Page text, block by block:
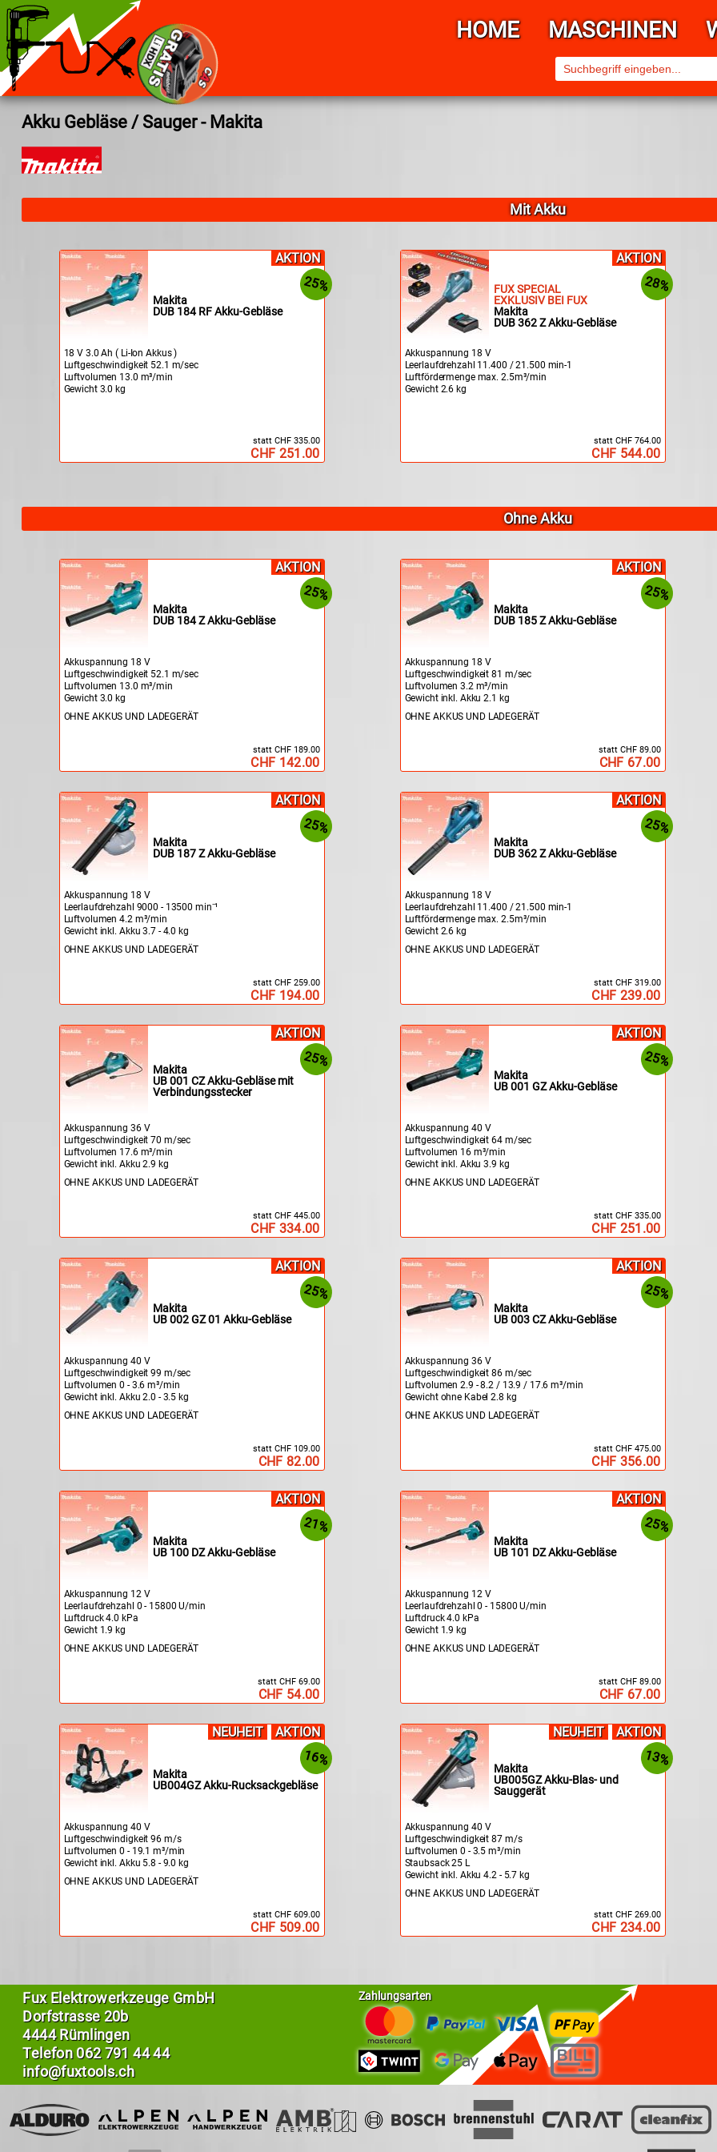
HOME MASCHINEN
Akku Gebläse / Sauger - Makita
Mit Akku
AKTION
Makita
DUB 184 RF Akku-Gebläse
18 V 3.0 Ah ( Li-Ion Akkus )
Luftgeschwindigkeit 52.1 m/sec
Luftvolumen 13.0 m³/min
Gewicht 3.0 kg
25%
CHF 251.00
statt CHF 335.00
AKTION
FUX SPECIAL
EXKLUSIV BEI FUX
Makita
DUB 362 Z Akku-Gebläse
Akkuspannung 18 V
Leerlaufdrehzahl 11.400 / 21.500 min-1
Luftfördermenge max. 2.5m³/min
Gewicht 2.6 kg
28%
CHF 544.00
statt CHF 764.00
Ohne Akku
AKTION
Makita
DUB 184 Z Akku-Gebläse
Akkuspannung 18 V
Luftgeschwindigkeit 52.1 m/sec
Luftvolumen 13.0 m³/min
Gewicht 3.0 kg
OHNE AKKUS UND LADEGERÄT
25%
CHF 142.00
statt CHF 189.00
AKTION
Makita
DUB 185 Z Akku-Gebläse
Akkuspannung 18 V
Luftgeschwindigkeit 81 m/sec
Luftvolumen 3.2 m³/min
Gewicht inkl. Akku 2.1 kg
OHNE AKKUS UND LADEGERÄT
25%
CHF 67.00
statt CHF 89.00
AKTION
Makita
DUB 187 Z Akku-Gebläse
Akkuspannung 18 V
Leerlaufdrehzahl 9000 - 13500 min⁻¹
Luftvolumen 4.2 m³/min
Gewicht inkl. Akku 3.7 - 4.0 kg
OHNE AKKUS UND LADEGERÄT
25%
CHF 194.00
statt CHF 259.00
AKTION
Makita
DUB 362 Z Akku-Gebläse
Akkuspannung 18 V
Leerlaufdrehzahl 11.400 / 21.500 min-1
Luftfördermenge max. 2.5m³/min
Gewicht 2.6 kg
OHNE AKKUS UND LADEGERÄT
25%
CHF 239.00
statt CHF 319.00
AKTION
Makita
UB 001 CZ Akku-Gebläse mit
Verbindungsstecker
Akkuspannung 36 V
Luftgeschwindigkeit 70 m/sec
Luftvolumen 17.6 m³/min
Gewicht inkl. Akku 2.9 kg
OHNE AKKUS UND LADEGERÄT
25%
CHF 334.00
statt CHF 445.00
AKTION
Makita
UB 001 GZ Akku-Gebläse
Akkuspannung 40 V
Luftgeschwindigkeit 64 m/sec
Luftvolumen 16 m³/min
Gewicht inkl. Akku 3.9 kg
OHNE AKKUS UND LADEGERÄT
25%
CHF 251.00
statt CHF 335.00
AKTION
Makita
UB 002 GZ 01 Akku-Gebläse
Akkuspannung 40 V
Luftgeschwindigkeit 99 m/sec
Luftvolumen 0 - 3.6 m³/min
Gewicht inkl. Akku 2.0 - 3.5 kg
OHNE AKKUS UND LADEGERÄT
25%
CHF 82.00
statt CHF 109.00
AKTION
Makita
UB 003 CZ Akku-Gebläse
Akkuspannung 36 V
Luftgeschwindigkeit 86 m/sec
Luftvolumen 2.9 - 8.2 / 13.9 / 17.6 m³/min
Gewicht ohne Kabel 2.8 kg
OHNE AKKUS UND LADEGERÄT
25%
CHF 356.00
statt CHF 475.00
AKTION
Makita
UB 100 DZ Akku-Gebläse
Akkuspannung 12 V
Leerlaufdrehzahl 0 - 15800 U/min
Luftdruck 4.0 kPa
Gewicht 1.9 kg
OHNE AKKUS UND LADEGERÄT
21%
CHF 54.00
statt CHF 69.00
AKTION
Makita
UB 101 DZ Akku-Gebläse
Akkuspannung 12 V
Leerlaufdrehzahl 0 - 15800 U/min
Luftdruck 4.0 kPa
Gewicht 1.9 kg
OHNE AKKUS UND LADEGERÄT
25%
CHF 67.00
statt CHF 89.00
NEUHEIT AKTION
Makita
UB004GZ Akku-Rucksackgebläse
Akkuspannung 40 V
Luftgeschwindigkeit 96 m/s
Luftvolumen 0 - 19.1 m³/min
Gewicht inkl. Akku 5.8 - 9.0 kg
OHNE AKKUS UND LADEGERÄT
16%
CHF 509.00
statt CHF 609.00
NEUHEIT AKTION
Makita
UB005GZ Akku-Blas- und
Sauggerät
Akkuspannung 40 V
Luftgeschwindigkeit 87 m/s
Luftvolumen 0 - 3.5 m³/min
Staubsack 25 L
Gewicht inkl. Akku 4.2 - 5.7 kg
OHNE AKKUS UND LADEGERÄT
13%
CHF 234.00
statt CHF 269.00
Fux Elektrowerkzeuge GmbH
Dorfstrasse 20b
4444 Rümlingen
Telefon062 791 44 44
info@fuxtools.ch
Zahlungsarten